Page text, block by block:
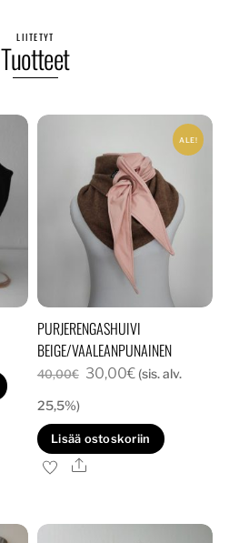
LIITETYT
Tuotteet
Tällä
tuotteella
useampi
muunnelma.
tehdä
ALE!
PURJERENGASHUIVI
BEIGE/VAALEANPUNAINEN
40,00€ Alkuperäinen
oli:
40,00€.
30,00€Nykyinen
on:
30,00€.
(sis. alv.
25,5%)
Lisää ostoskoriin
Ale